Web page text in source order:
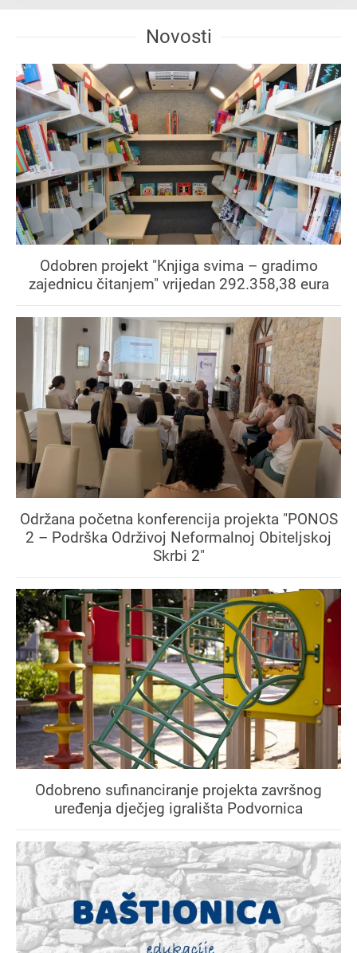
Novosti
Odobren projekt "Knjiga svima – gradimo
zajednicu čitanjem" vrijedan 292.358,38 eura
Održana početna konferencija projekta "PONOS
2 – Podrška Održivoj Neformalnoj Obiteljskoj
Skrbi 2"
Odobreno sufinanciranje projekta završnog
uređenja dječjeg igrališta Podvornica